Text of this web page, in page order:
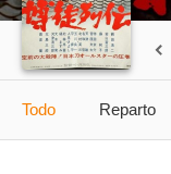
Todo Reparto